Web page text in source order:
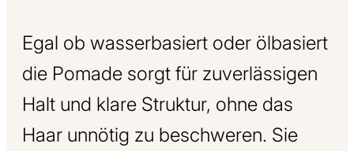
Egal ob wasserbasiert oder ölbasiert
die Pomade sorgt für zuverlässigen
Halt und klare Struktur, ohne das
Haar unnötig zu beschweren. Sie